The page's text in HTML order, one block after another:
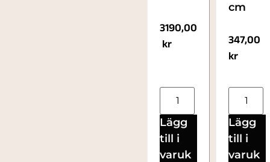
3190,00
kr
Lägg
till i
varuk
cm
347,00
kr
Lägg
till i
varuk